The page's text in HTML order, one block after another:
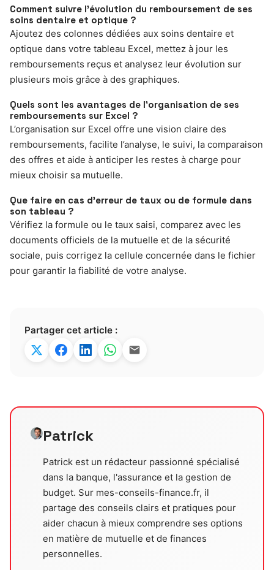
Comment suivre l’évolution du remboursement de ses
soins dentaire et optique ?
Ajoutez des colonnes dédiées aux soins dentaire et
optique dans votre tableau Excel, mettez à jour les
remboursements reçus et analysez leur évolution sur
plusieurs mois grâce à des graphiques.
Quels sont les avantages de l’organisation de ses
remboursements sur Excel ?
L’organisation sur Excel offre une vision claire des
remboursements, facilite l’analyse, le suivi, la comparaison
des offres et aide à anticiper les restes à charge pour
mieux choisir sa mutuelle.
Que faire en cas d’erreur de taux ou de formule dans
son tableau ?
Vérifiez la formule ou le taux saisi, comparez avec les
documents officiels de la mutuelle et de la sécurité
sociale, puis corrigez la cellule concernée dans le fichier
pour garantir la fiabilité de votre analyse.
Partager cet article :
Patrick
Patrick est un rédacteur passionné spécialisé
dans la banque, l'assurance et la gestion de
budget. Sur mes-conseils-finance.fr, il
partage des conseils clairs et pratiques pour
aider chacun à mieux comprendre ses options
en matière de mutuelle et de finances
personnelles.